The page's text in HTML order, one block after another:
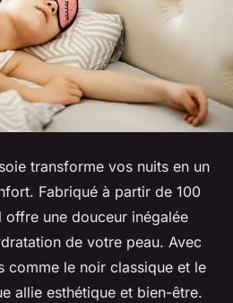
transforme vos nuits en un
Fabriqué à partir de 100
une douceur inégalée
de votre peau. Avec
comme le noir classique et le
allie esthétique et bien-être.